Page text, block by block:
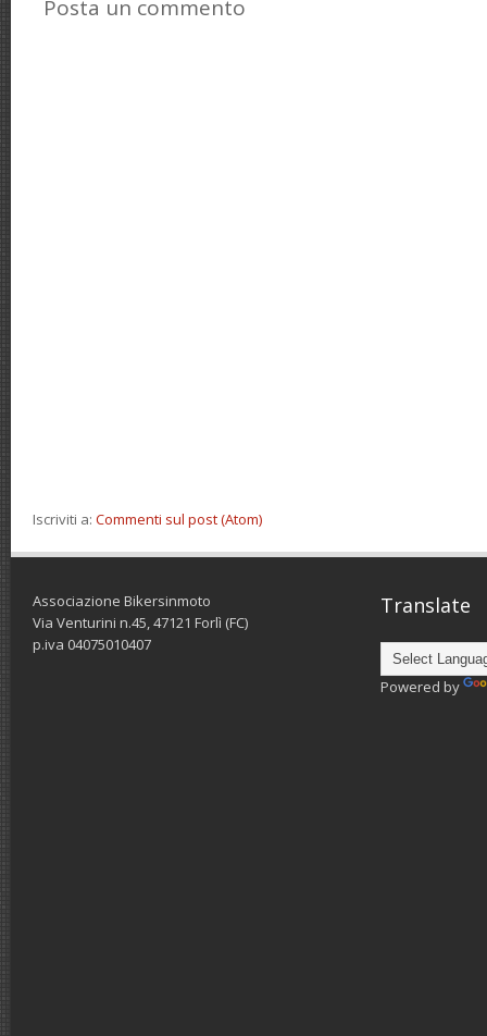
Posta un commento
Iscriviti a: Commenti sul post (Atom)
Associazione Bikersinmoto
Via Venturini n.45, 47121 Forlì (FC)
p.iva 04075010407
Translate
Powered by